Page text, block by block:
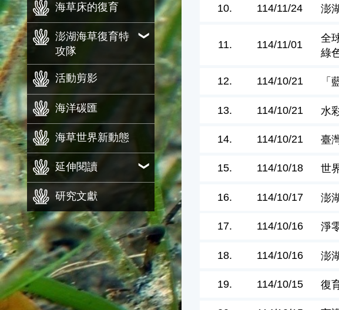
海草床的復育
澎湖海草復育特
攻隊
活動剪影
海洋碳匯
海草世界新動態
延伸閱讀
研究文獻
10. 114/11/24 澎
11. 114/11/01
全
綠
12. 114/10/21
13. 114/10/21 水
14. 114/10/21 臺
15. 114/10/18 世
16. 114/10/17 澎
17. 114/10/16 淨
18. 114/10/16 澎
19. 114/10/15 復